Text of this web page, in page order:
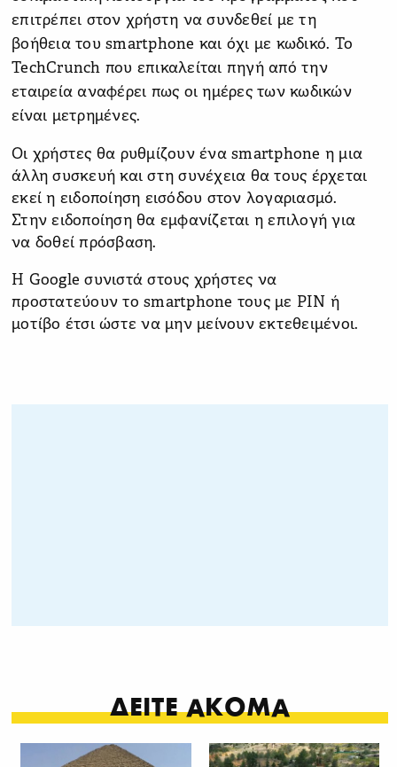
επιτρέπει στον χρήστη να συνδεθεί με τη
βοήθεια του smartphone και όχι με κωδικό. Το
TechCrunch που επικαλείται πηγή από την
εταιρεία αναφέρει πως οι ημέρες των κωδικών
είναι μετρημένες.
Οι χρήστες θα ρυθμίζουν ένα smartphone η μια
άλλη συσκευή και στη συνέχεια θα τους έρχεται
εκεί η ειδοποίηση εισόδου στον λογαριασμό.
Στην ειδοποίηση θα εμφανίζεται η επιλογή για
να δοθεί πρόσβαση.
Η Google συνιστά στους χρήστες να
προστατεύουν το smartphone τους με PIN ή
μοτίβο έτσι ώστε να μην μείνουν εκτεθειμένοι.
ΔΕΙΤΕ ΑΚΟΜΑ